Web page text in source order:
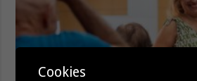
Cookies